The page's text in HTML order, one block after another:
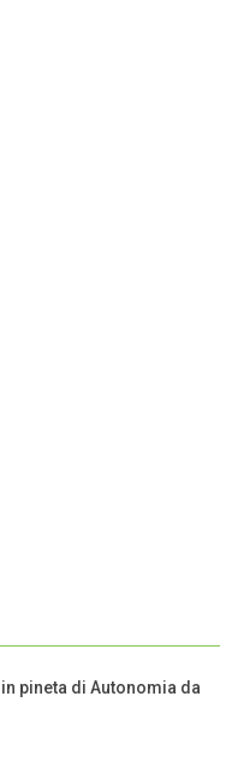
pineta di Autonomia da